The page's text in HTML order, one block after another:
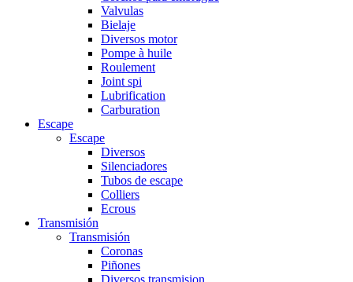
Valvulas
Bielaje
Diversos motor
Pompe à huile
Roulement
Joint spi
Lubrification
Carburation
Escape
Escape
Diversos
Silenciadores
Tubos de escape
Colliers
Ecrous
Transmisión
Transmisión
Coronas
Piñones